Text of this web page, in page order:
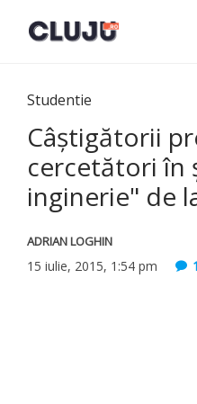
Studentie
Câștigătorii
cercetători în
inginerie" de
ADRIAN LOGHIN
15 iulie, 2015, 1:54 pm 1